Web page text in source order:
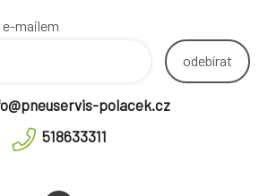
e-mailem
odebírat
polacek.cz
518633311